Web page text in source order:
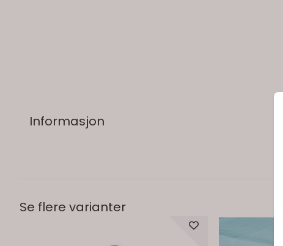
Informasjon
Se flere varianter